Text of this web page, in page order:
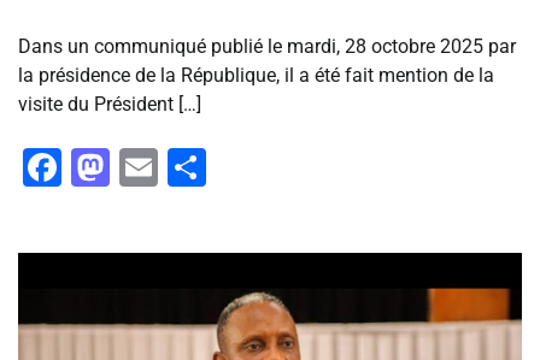
Dans un communiqué publié le mardi, 28 octobre 2025 par
la présidence de la République, il a été fait mention de la
visite du Président […]
Facebook
Mastodon
Email